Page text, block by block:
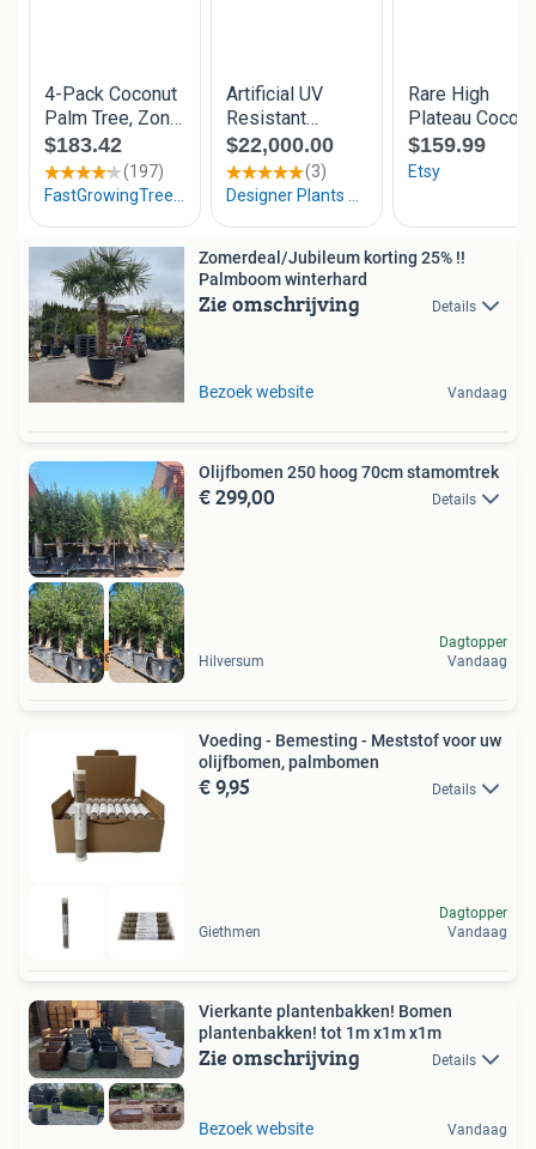
Zomerdeal/Jubileum korting 25% !!
Palmboom winterhard
Zie omschrijving Details
Bezoek website Vandaag
mediterraan
Olijfbomen 250 hoog 70cm stamomtrek
€ 299,00 Details
Hilversum
Dagtopper
Vandaag
Voeding - Bemesting - Meststof voor uw
olijfbomen, palmbomen
€ 9,95 Details
Giethmen
Dagtopper
Vandaag
Vierkante plantenbakken! Bomen
plantenbakken! tot 1m x1m x1m
Zie omschrijving Details
Bezoek website Vandaag